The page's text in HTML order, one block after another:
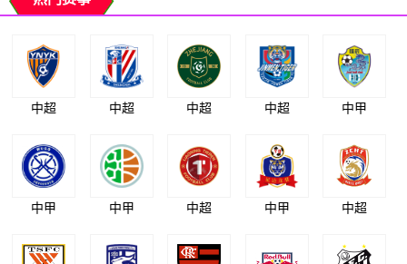
中超 中超 中超 中超 中甲
中甲 中甲 中超 中甲 中超